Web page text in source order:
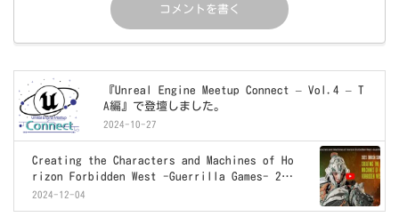
『Unreal Engine Meetup Connect – Vol.4 – T
A編』で登壇しました。
2024-10-27
Creating the Characters and Machines of Ho
rizon Forbidden West -Guerrilla Games- 202
3 ZBrush Summit
2024-12-04